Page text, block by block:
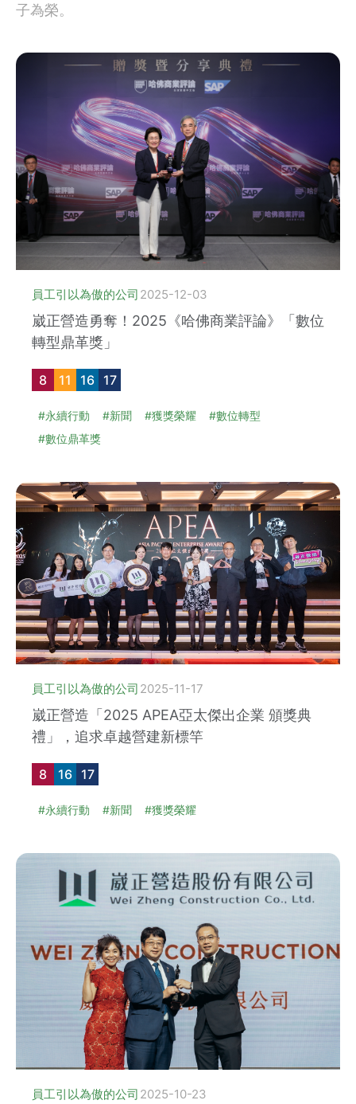
子為榮。
員工引以為傲的公司 2025-12-03
崴正營造勇奪！2025《哈佛商業評論》「數位
轉型鼎革獎」
8 11 16 17
#永續行動 #新聞 #獲獎榮耀
#數位轉型
#數位鼎革獎
員工引以為傲的公司 2025-11-17
崴正營造「2025 APEA亞太傑出企業 頒獎典
禮」，追求卓越營建新標竿
8 16 17
#永續行動 #新聞 #獲獎榮耀
員工引以為傲的公司 2025-10-23